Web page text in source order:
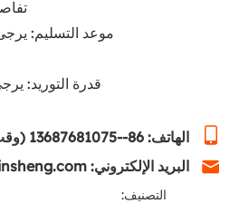
قدرة التوريد:
الهاتف: 86--13687681075 (وقت العمل)
البريد الإلكتروني: sales@hongbinsheng.com
التصنيف: